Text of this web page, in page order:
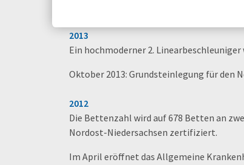
2013
Ein hochmoderner 2.
Oktober 2013: Grundsteinlegung für den
2012
Die Bettenzahl wird auf 678 Betten an
Nordost-Niedersachsen zertifiziert.
Im April eröffnet das Allgemeine